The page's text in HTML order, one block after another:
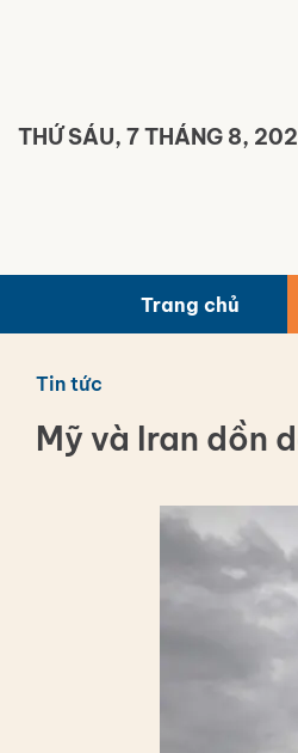
THỨ SÁU, 7 THÁNG 8,
Trang chủ
Tin tức
Mỹ và Iran dồn